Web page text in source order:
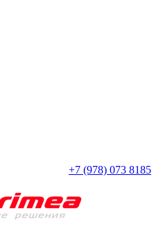
+7 (978) 073 8185